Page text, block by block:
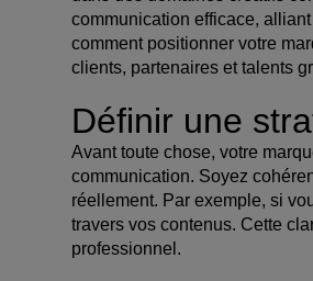
communication efficace,
comment positionner votre
clients, partenaires et talents
Définir une
Avant toute chose, votre
communication. Soyez
réellement. Par exemple, si
travers vos contenus. Cette
professionnel.